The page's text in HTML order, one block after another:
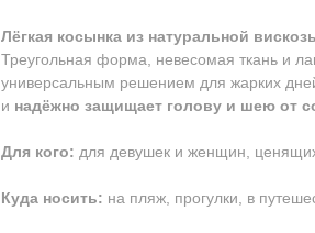
Лёгкая косынка из натуральной
Треугольная форма, невесомая ткань и
универсальным решением для жарких
и надёжно защищает голову и шею от
Для кого: для девушек и женщин,
Куда носить: на пляж, прогулки, в